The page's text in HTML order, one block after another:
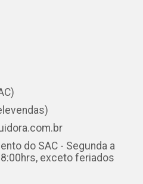
do SAC - Segunda a
exceto feriados